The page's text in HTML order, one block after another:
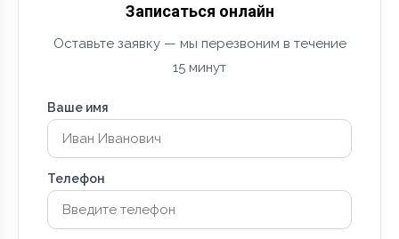
Записаться онлайн
Оставьте заявку — мы перезвоним в течение
15 минут
Ваше имя
Телефон